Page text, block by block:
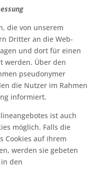
die von unserem
Dritter an die Web-
und dort für einen
werden. Über den
pseudonymer
die Nutzer im Rahmen
informiert.
ist auch
möglich. Falls die
Cookies auf ihrem
werden sie gebeten
den